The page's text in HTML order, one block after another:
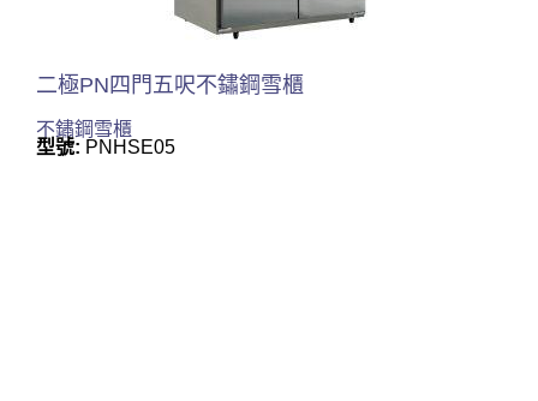
二極PN四門五呎不鏽鋼雪櫃
不鏽鋼雪櫃
型號: PNHSE05